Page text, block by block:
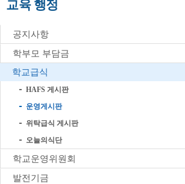
교육 행정
공지사항
학부모 부담금
학교급식
HAFS 게시판
운영게시판
위탁급식 게시판
오늘의식단
학교운영위원회
발전기금